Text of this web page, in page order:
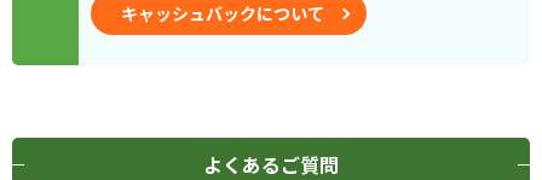
キャッシュバックについて
よくあるご質問